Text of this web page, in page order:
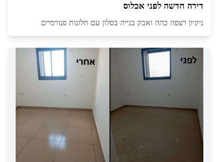
דירה חדשה לפני אכלוס
ניקיון רצפה כהה ואבק בנייה בסלון עם חלונות פנורמיים